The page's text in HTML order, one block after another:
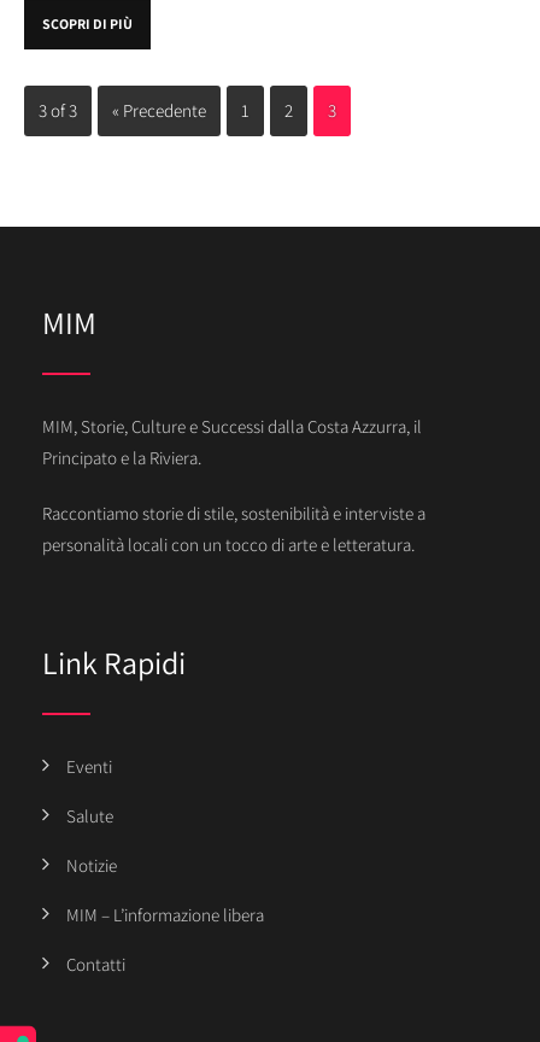
SCOPRI DI PIÙ
3 of 3 « Precedente 1 2 3
MIM
MIM, Storie, Culture e Successi dalla Costa Azzurra, il
Principato e la Riviera.
Raccontiamo storie di stile, sostenibilità e interviste a
personalità locali con un tocco di arte e letteratura.
Link Rapidi
Eventi
Salute
Notizie
MIM – L’informazione libera
Contatti